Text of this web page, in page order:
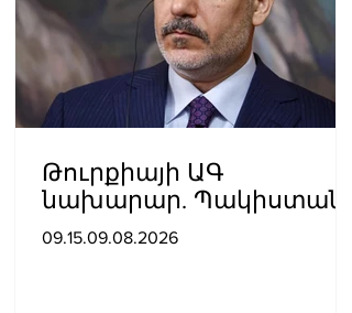
Թուրքիայի ԱԳ
նախարար. Պակիստանի
և Սաուդյան Արաբիայի
09.15.09.08.2026